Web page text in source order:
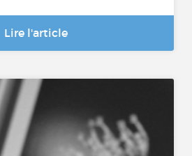
Lire l'article